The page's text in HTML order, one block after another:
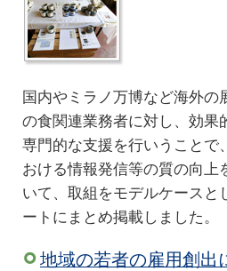
国内やミラノ万博など海外
の食関連業務者に対し、効果
専門的な支援を行いうことで
おける情報発信等の質の向
いて、取組をモデルケース
ートにまとめ掲載しました。
地域の若者の雇用創出